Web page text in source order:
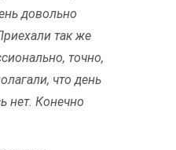
довольно
так же
точно,
что день
нет. Конечно